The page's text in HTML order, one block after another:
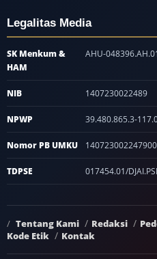
Legalitas Media
SK Menkum &
HAM
AHU-
NIB 1407230022489
NPWP 39.480.865.3-
Nomor PB UMKU
TDPSE 017454.01/
Tentang Kami Redaksi
Kode Etik
Kontak